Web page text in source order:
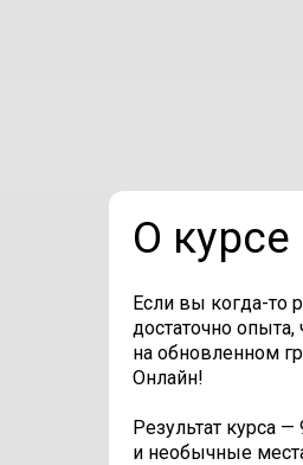
О курсе
Если вы когда-то
достаточно
на обновленном
Онлайн!
Результат курса
и необычные